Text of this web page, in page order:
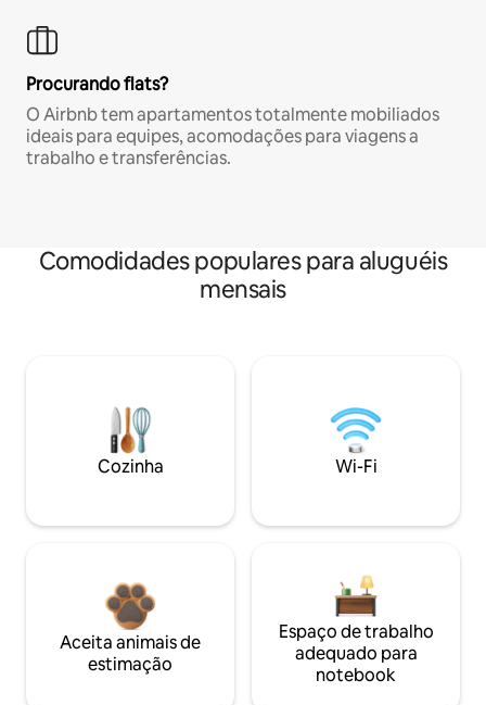
Procurando flats?
O Airbnb tem apartamentos totalmente mobiliados
ideais para equipes, acomodações para viagens a
trabalho e transferências.
Comodidades populares para aluguéis
mensais
Cozinha Wi-Fi
Aceita animais de
estimação
Espaço de trabalho
adequado para
notebook